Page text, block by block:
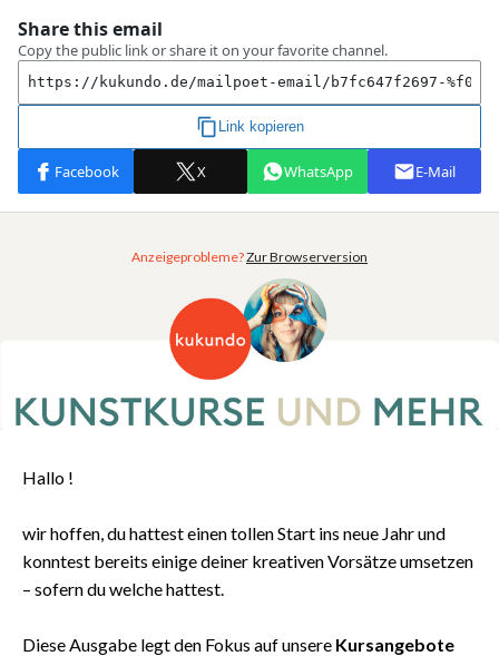
Anzeigeprobleme?Zur Browserversion
Hallo !
wir hoffen, du hattest einen tollen Start ins neue Jahr und
konntest bereits einige deiner kreativen Vorsätze umsetzen
– sofern du welche hattest.
Diese Ausgabe legt den Fokus auf unsere Kursangebote